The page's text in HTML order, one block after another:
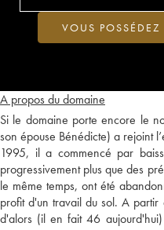
A propos du domaine
Si le domaine porte encore le
son épouse Bénédicte) a rejoint
1995, il a commencé par
progressivement plus que des
le même temps, ont été
profit d'un travail du sol. A
d'alors (il en fait 46
VOUS